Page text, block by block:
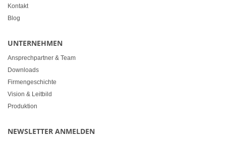
Kontakt
Blog
UNTERNEHMEN
Ansprechpartner & Team
Downloads
Firmengeschichte
Vision & Leitbild
Produktion
NEWSLETTER ANMELDEN